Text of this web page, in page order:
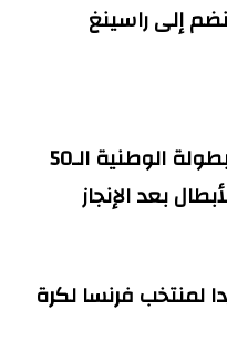
إلى راسينغ
دار الأطفال بالحسيمة تتوج بالبطولة الوطنية الـ50
بعد الإنجاز
لمنتخب فرنسا لكرة